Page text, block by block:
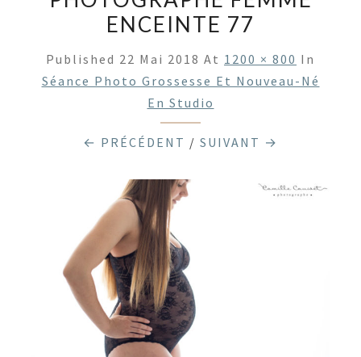
ENCEINTE 77
Published 22 Mai 2018 At 1200 × 800 In
Séance Photo Grossesse Et Nouveau-Né
En Studio
← PRÉCÉDENT / SUIVANT →